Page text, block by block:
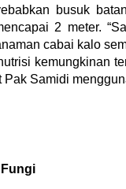
busuk
2 meter.
cabai kalo
kemungkinan
Pak Samidi